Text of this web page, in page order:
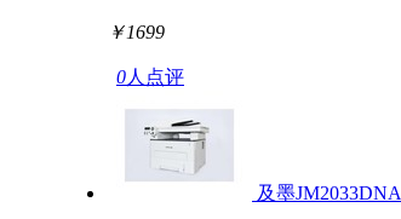
￥1699
0人点评
及墨JM2033DNA